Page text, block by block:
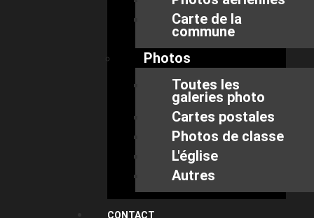
Carte de la
commune
Photos
Toutes les
galeries photo
Cartes postales
Photos de classe
L'église
Autres
CONTACT